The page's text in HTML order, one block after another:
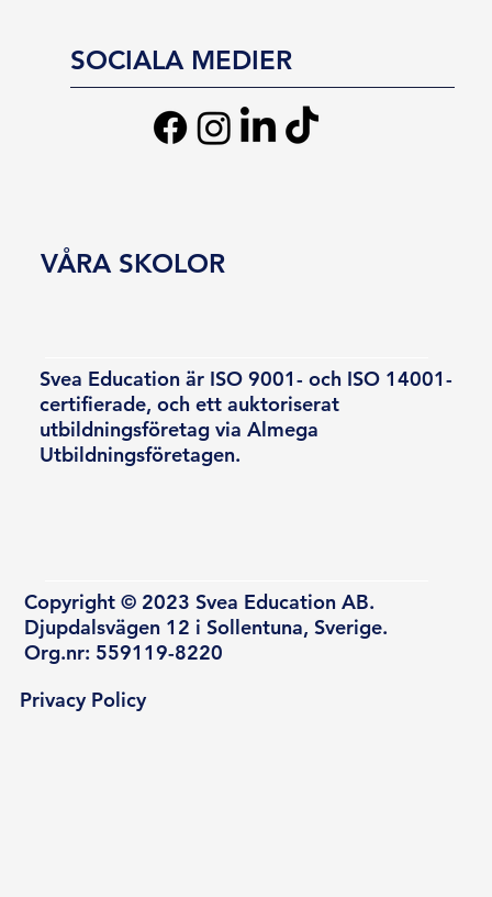
SOCIALA MEDIER
Svea Education är ISO 9001- och ISO 14001-
certifierade, och ett auktoriserat
utbildningsföretag via Almega
Utbildningsföretagen.
Copyright © 2023 Svea Education AB.
Djupdalsvägen 12 i Sollentuna, Sverige.
Org.nr: 559119-8220
VÅRA SKOLOR
Privacy Policy